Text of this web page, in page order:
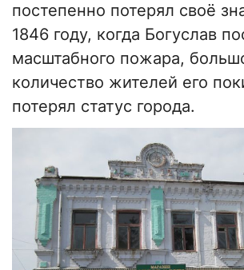
постепенно потерял своё
1846 году, когда Богуслав
масштабного пожара,
количество жителей его
потерял статус города.